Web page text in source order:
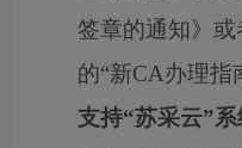
签章的通知》或
的“新CA办理指
支持“苏采云”